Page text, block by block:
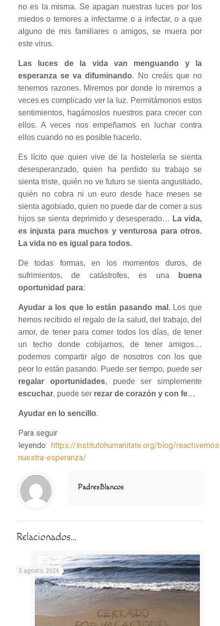
no es la misma. Se apagan nuestras luces por los
miedos o temores a infectarme o a infectar, o a que
alguno de mis familiares o amigos, se muera por
este virus.
Las luces de la vida van menguando y la
esperanza se va difuminando. No creáis que no
tenemos razones. Miremos por donde lo miremos a
veces es complicado ver la luz. Permitámonos estos
sentimientos, hagámoslos nuestros para crecer con
ellos. A veces nos empeñamos en luchar contra
ellos cuando no es posible hacerlo.
Es lícito que quien vive de la hostelería se sienta
desesperanzado, quien ha perdido su trabajo se
sienta triste, quién no ve futuro se sienta angustiado,
quién no cobra ni un euro desde hace meses se
sienta agobiado, quien no puede dar de comer a sus
hijos se sienta deprimido y desesperado… La vida,
es injusta para muchos y venturosa para otros.
La vida no es igual para todos.
De todas formas, en los momentos duros, de
sufrimientos, de catástrofes, es una
buena
oportunidad para:
Ayudar a los que lo están pasando mal . Los que
hemos recibido el regalo de la salud, del trabajo, del
amor, de tener para comer todos los días, de tener
un techo donde cobijarnos, de tener amigos…
podemos compartir algo de nosotros con los que
peor lo están pasando. Puede ser tiempo, puede ser
regalar oportunidades, puede ser simplemente
escuchar, puede ser rezar de corazón y con fe…
Ayudar en lo sencillo.
Para seguir
leyendo: https://institutohumanitate.org/blog/
nuestra-esperanza/
Notice
: Trying to access array offset on value of type null in
/home/misioner/public_html/padresblancos/themes/betheme/includes/content-single.php
on line
286
PadresBlancos
Relacionados...
5 agosto, 2026